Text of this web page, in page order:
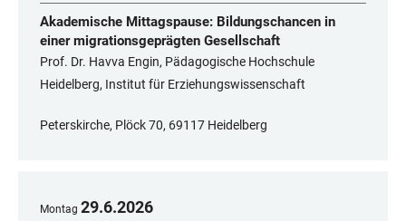
Akademische Mittagspause: Bildungschancen in
einer migrationsgeprägten Gesellschaft
Prof. Dr. Havva Engin, Pädagogische Hochschule
Heidelberg, Institut für Erziehungswissenschaft
Peterskirche, Plöck 70, 69117 Heidelberg
Montag 29.6.2026